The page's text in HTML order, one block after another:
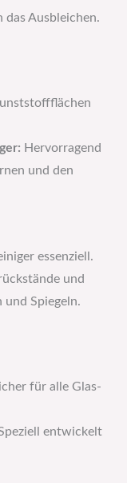
Ausbleichen.
Hervorragend
und den
essenziell.
und
und Spiegeln.
für alle Glas-
entwickelt